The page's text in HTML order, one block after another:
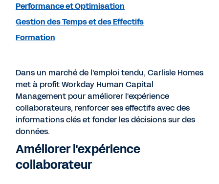
Dans un marché de l'emploi tendu, Carlisle Homes
met à profit Workday Human Capital
Management pour améliorer l'expérience
collaborateurs, renforcer ses effectifs avec des
informations clés et fonder les décisions sur des
données.
Améliorer l'expérience
collaborateur
Performance et Optimisation
Gestion des Temps et des Effectifs
Formation